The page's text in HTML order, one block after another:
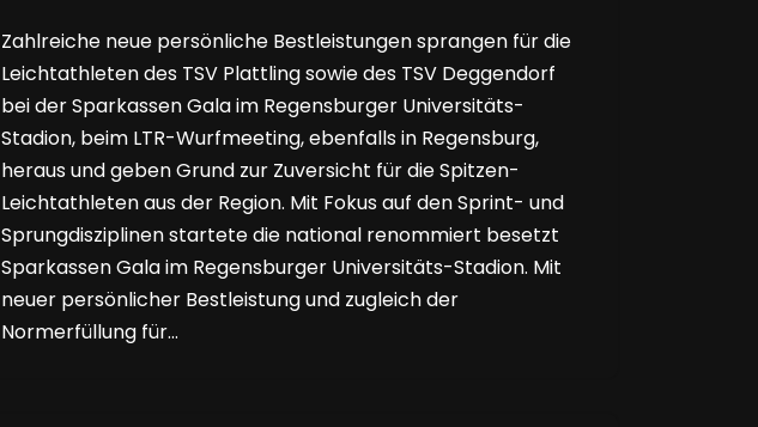
Zahlreiche neue persönliche Bestleistungen sprangen für die
Leichtathleten des TSV Plattling sowie des TSV Deggendorf
bei der Sparkassen Gala im Regensburger Universitäts-
Stadion, beim LTR-Wurfmeeting, ebenfalls in Regensburg,
heraus und geben Grund zur Zuversicht für die Spitzen-
Leichtathleten aus der Region. Mit Fokus auf den Sprint- und
Sprungdisziplinen startete die national renommiert besetzt
Sparkassen Gala im Regensburger Universitäts-Stadion. Mit
neuer persönlicher Bestleistung und zugleich der
Normerfüllung für…